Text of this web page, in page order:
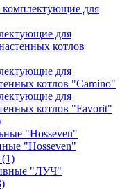
для
для
котлов
для
котлов "Camino"
для
котлов "Favorit"
"Hosseven"
"Hosseven"
(1)
"ЛУЧ"